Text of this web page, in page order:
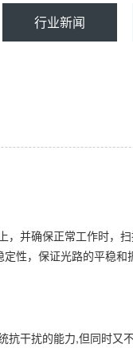
行业新闻
，并确保正常工作时，
性，保证光路的平稳和
抗干扰的能力,但同时又